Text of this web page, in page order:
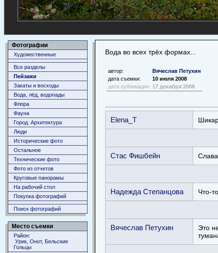
Фотографии
Художественные
Все разделы
Пейзажи
Закаты и восходы
Вода, лёд, водопады
Флора
Фауна
Город. Архитектура
Люди
Исторические фото
Остальное
Технические фото
Фото из отчетов
Круговые панорамы
На рабочий стол
Покупка фотографий
Поиск фотографий
Место съемки
Район:
Урик, Онот, Бельские
Гольцы
Вода во всех трёх формах...
автор:
Вячеслав Петухин
дата съемки:
10 июля 2008
дата публикации: 17 декабря 2008
Elena_T
Стас Фишбейн
Надежда Степанцова Что-
Вячеслав Петухин
Это